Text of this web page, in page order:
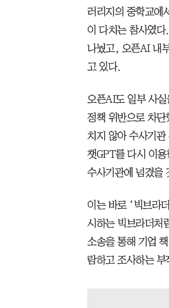
러리지의 중학교에
이 다치는 참사였
나눴고, 오픈AI 내
고 있다.
오픈AI도 일부 사
정책 위반으로 차단
치지 않아 수사기
챗GPT를 다시 이
수사기관에 넘겼을
이는 바로 ‘빅브라
시하는 빅브라더처
소송을 통해 기업
람하고 조사하는 부